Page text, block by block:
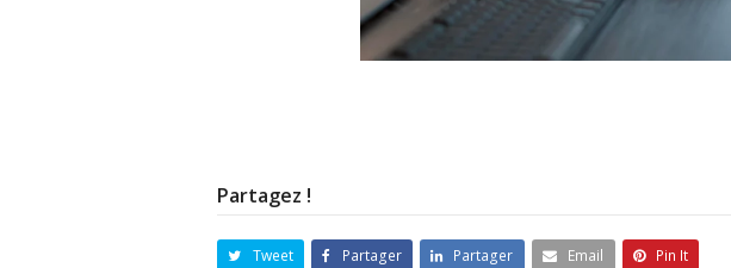
Partagez !
Tweet Partager Partager Email Pin It